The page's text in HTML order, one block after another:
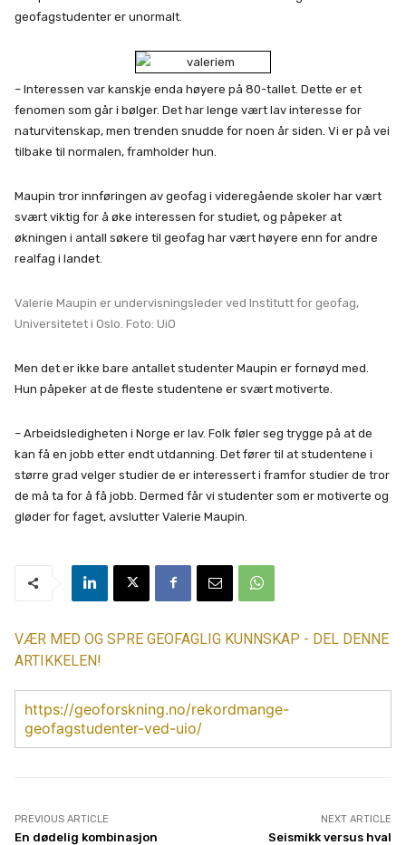
geofagstudenter er unormalt.
– Interessen var kanskje enda høyere på 80-tallet. Dette er et
fenomen som går i bølger. Det har lenge vært lav interesse for
naturvitenskap, men trenden snudde for noen år siden. Vi er på vei
tilbake til normalen, framholder hun.
Maupin tror innføringen av geofag i videregående skoler har vært
svært viktig for å øke interessen for studiet, og påpeker at
økningen i antall søkere til geofag har vært høyere enn for andre
realfag i landet.
Valerie Maupin er undervisningsleder ved Institutt for geofag,
Universitetet i Oslo. Foto: UiO
Men det er ikke bare antallet studenter Maupin er fornøyd med.
Hun påpeker at de fleste studentene er svært motiverte.
– Arbeidsledigheten i Norge er lav. Folk føler seg trygge på at de
kan få en jobb etter endt utdanning. Det fører til at studentene i
større grad velger studier de er interessert i framfor studier de tror
de må ta for å få jobb. Dermed får vi studenter som er motiverte og
gløder for faget, avslutter Valerie Maupin.
VÆR MED OG SPRE GEOFAGLIG KUNNSKAP - DEL DENNE
ARTIKKELEN!
https://geoforskning.no/rekordmange-
geofagstudenter-ved-uio/
PREVIOUS ARTICLE
En dødelig kombinasjon
NEXT ARTICLE
Seismikk versus hval